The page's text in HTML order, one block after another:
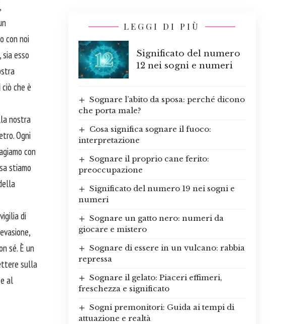
con noi
esso
che è
nostra
Ogni
con
stiamo
di
sé. È un
sulla
al
LEGGI DI PIÙ
Significato del numero
12 nei sogni e numeri
Sognare l’abito da sposa: perché dicono
che porta male?
Cosa significa sognare il fuoco:
interpretazione
Sognare il proprio cane ferito:
preoccupazione
Significato del numero 19 nei sogni e
numeri
Sognare un gatto nero: numeri da
giocare e mistero
Sognare di essere in un vulcano: rabbia
repressa
Sognare il gelato: Piaceri effimeri,
freschezza e significato
Sogni premonitori: Guida ai tempi di
attuazione e realtà